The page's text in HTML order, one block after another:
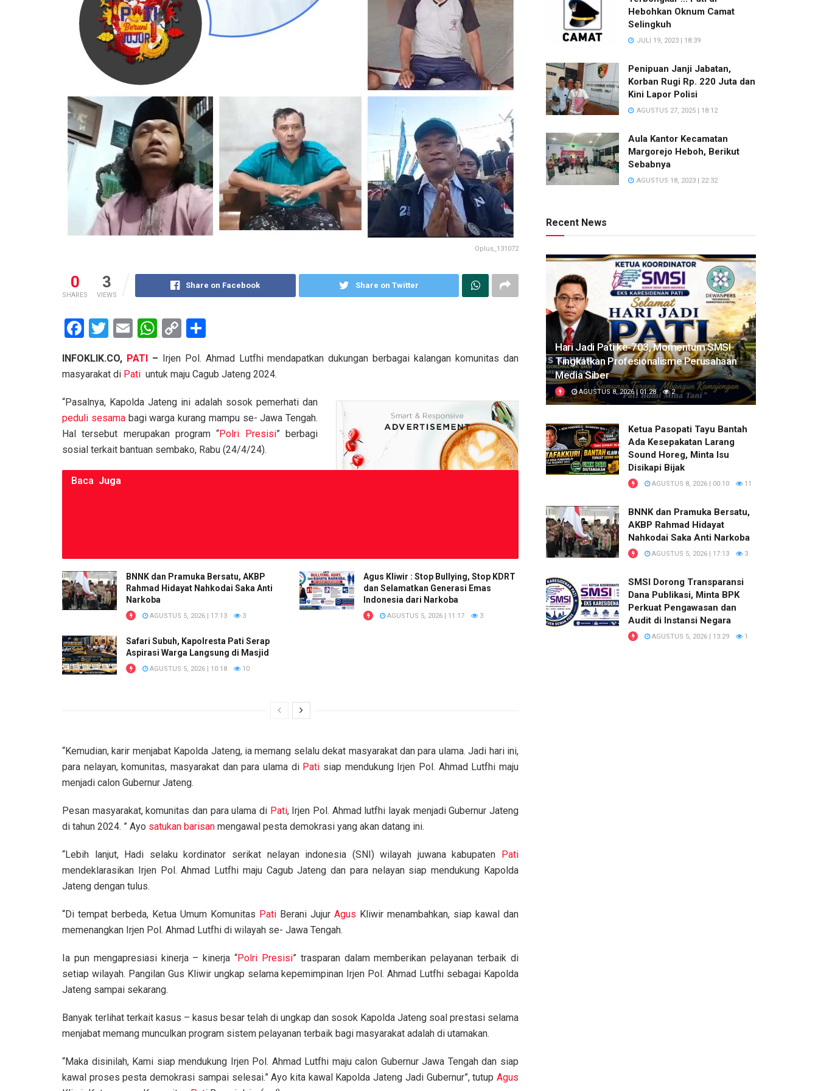
Oplus_131072
0
SHARES
3
VIEWS
Share on Facebook Share on Twitter
F
ce
o
o
k
T
tt
E
ail
W
at
A
p
p
C
py
Li
n
k
ar
e
INFOKLIK.CO, PATI– Irjen Pol. Ahmad Lutfhi mendapatkan dukungan berbagai kalangan komunitas dan
masyarakat di Pati untuk maju Cagub Jateng 2024.
“Pasalnya, Kapolda Jateng ini adalah sosok pemerhati dan
peduli sesamabagi warga kurang mampu se- Jawa Tengah.
Hal tersebut merupakan program “Polri Presisi” berbagi
sosial terkait bantuan sembako, Rabu (24/4/24).
Baca Juga
BNNK dan Pramuka Bersatu, AKBP
Rahmad Hidayat Nahkodai Saka Anti
Narkoba
AGUSTUS 5, 2026 | 17:13 3
Agus Kliwir : Stop Bullying, Stop KDRT
dan Selamatkan Generasi Emas
Indonesia dari Narkoba
AGUSTUS 5, 2026 | 11:17 3
Safari Subuh, Kapolresta Pati Serap
Aspirasi Warga Langsung di Masjid
AGUSTUS 5, 2026 | 10:18 10
“Kemudian, karir menjabat Kapolda Jateng, ia memang selalu dekat masyarakat dan para ulama. Jadi hari ini,
para nelayan, komunitas, masyarakat dan para ulama di Pati siap mendukung Irjen Pol. Ahmad Lutfhi maju
menjadi calon Gubernur Jateng.
Pesan masyarakat, komunitas dan para ulama di Pati, Irjen Pol. Ahmad lutfhi layak menjadi Gubernur Jateng
di tahun 2024. ” Ayo satukan barisan mengawal pesta demokrasi yang akan datang ini.
“Lebih lanjut, Hadi selaku kordinator serikat nelayan indonesia (SNI) wilayah juwana kabupaten Pati
mendeklarasikan Irjen Pol. Ahmad Lutfhi maju Cagub Jateng dan para nelayan siap mendukung Kapolda
Jateng dengan tulus.
“Di tempat berbeda, Ketua Umum Komunitas Pati Berani Jujur Agus Kliwir menambahkan, siap kawal dan
memenangkan Irjen Pol. Ahmad Lutfhi di wilayah se- Jawa Tengah.
Ia pun mengapresiasi kinerja – kinerja “Polri Presisi” trasparan dalam memberikan pelayanan terbaik di
setiap wilayah. Pangilan Gus Kliwir ungkap selama kepemimpinan Irjen Pol. Ahmad Lutfhi sebagai Kapolda
Jateng sampai sekarang.
Banyak terlihat terkait kasus – kasus besar telah di ungkap dan sosok Kapolda Jateng soal prestasi selama
menjabat memang munculkan program sistem pelayanan terbaik bagi masyarakat adalah di utamakan.
“Maka disinilah, Kami siap mendukung Irjen Pol. Ahmad Lutfhi maju calon Gubernur Jawa Tengah dan siap
kawal proses pesta demokrasi sampai selesai.” Ayo kita kawal Kapolda Jateng Jadi Gubernur”, tutup Agus
Hebohkan Oknum Camat
Selingkuh
JULI 19, 2023 | 18:39
Penipuan Janji Jabatan,
Korban Rugi Rp. 220 Juta dan
Kini Lapor Polisi
AGUSTUS 27, 2025 | 18:12
Aula Kantor Kecamatan
Margorejo Heboh, Berikut
Sebabnya
AGUSTUS 18, 2023 | 22:32
Recent News
Hari Jadi Pati ke-703, Momentum SMSI
Tingkatkan Profesionalisme Perusahaan
Media Siber
AGUSTUS 8, 2026 | 01:28 2
Ketua Pasopati Tayu Bantah
Ada Kesepakatan Larang
Sound Horeg, Minta Isu
Disikapi Bijak
AGUSTUS 8, 2026 | 00:10 11
BNNK dan Pramuka Bersatu,
AKBP Rahmad Hidayat
Nahkodai Saka Anti Narkoba
AGUSTUS 5, 2026 | 17:13 3
SMSI Dorong Transparansi
Dana Publikasi, Minta BPK
Perkuat Pengawasan dan
Audit di Instansi Negara
AGUSTUS 5, 2026 | 13:29 1